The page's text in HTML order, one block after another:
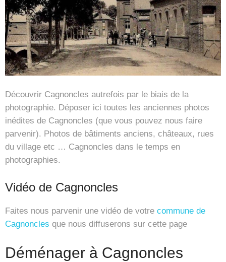
Découvrir Cagnoncles autrefois par le biais de la
photographie. Déposer ici toutes les anciennes photos
inédites de Cagnoncles (que vous pouvez nous faire
parvenir). Photos de bâtiments anciens, châteaux, rues
du village etc … Cagnoncles dans le temps en
photographies.
Vidéo de Cagnoncles
Faites nous parvenir une vidéo de votre commune de
Cagnoncles que nous diffuserons sur cette page
Déménager à Cagnoncles